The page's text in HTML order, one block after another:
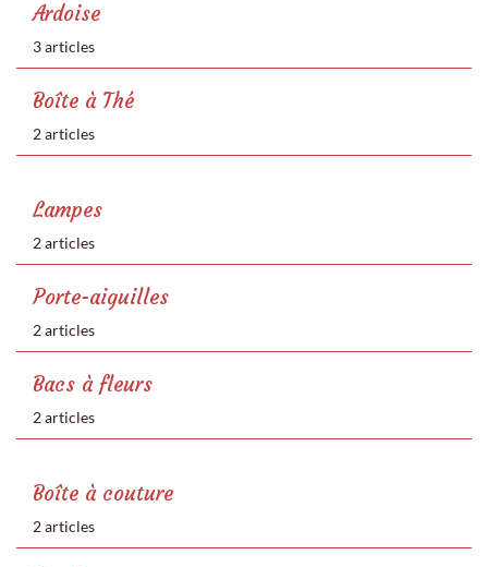
Ardoise
3 articles
Boîte à Thé
2 articles
Lampes
2 articles
Porte-aiguilles
2 articles
Bacs à fleurs
2 articles
Boîte à couture
2 articles